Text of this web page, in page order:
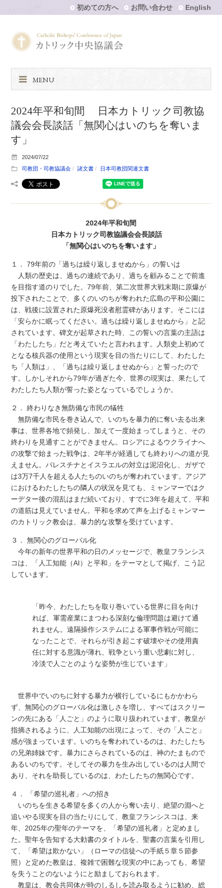
初めての方へ お問い合わせ English
MENU
2024年平和旬間 日本カトリック司教協
議会会長談話「無関心はいのちを奪いま
す」
2024/07/22
司教団・司教協議会
諸文書 日本司教団関連文書
2024年平和旬間
日本カトリック司教協議会会長談話
「無関心はいのちを奪います」
１． 79年前の「過ちは繰り返しませぬから」の誓いは
人類の歴史は、過ちの連続であり、過ちを顧みることで前進
を目指す道のりでした。79年前、第二次世界大戦末期に原爆が
投下されたことで、多くのいのちが奪われた広島の平和公園に
は、戦後に設置された原爆死没者慰霊碑があります。そこには
「安らかに眠ってください。過ちは繰り返しませぬから」と記
されています。碑文が起草された時、この誓いの言葉の主語は
「わたしたち」だと考えていたと言われます。人類史上初めて
となる核兵器の使用という現実を目の当たりにして、わたした
ち「人類は」、「過ちは繰り返しませぬから」と誓ったので
す。しかしそれから79年が過ぎた今、世界の現実は、果たして
わたしたち人類が誓った姿となっているでしょうか。
２． 終わりなき無防備な市民の犠牲
無防備な市民を巻き込んで、いのちを暴力的に奪い去る出来
事は、世界各地で頻発し、加えて一度始まってしまうと、その
終わりを見通すことができません。ロシアによるウクライナへ
の攻撃で始まった戦争は、2年半が経過しても終わりへの道が見
えません。パレスチナとイスラエルの対立は泥沼化し、ガザで
は3万7千人を超える人たちのいのちが奪われています。アジア
におけるわたしたちの隣人の状況を見ても、ミャンマーではク
ーデター後の混乱はまだ続いており、すでに3年を超えて、平和
の道筋は見えていません。平和を求めて声を上げるミャンマー
のカトリック教会は、暴力的な攻撃を受けています。
３． 無関心のグローバル化
今年の新年の世界平和の日のメッセージで、教皇フランシス
コは、「人工知能（AI）と平和」をテーマとして掲げ、こう記
しています。
「昨今、わたしたちを取り巻いている世界に目を向け
れば、軍需産業にまつわる深刻な倫理問題は避けて通
れません。遠隔操作システムによる軍事作戦が可能に
なったことで、それらが引き起こす破壊やその使用責
任に対する意識が薄れ、戦争という重い悲劇に対し、
冷淡で人ごとのような姿勢が生じています」
世界中でいのちに対する暴力が横行しているにもかかわら
ず、無関心のグローバル化は激しさを増し、すべてはスクリー
ンの先にある「人ごと」のように取り扱われています。教皇が
指摘されるように、人工知能の出現によって、その「人ごと」
感が強まっています。いのちを奪われているのは、わたしたち
の兄弟姉妹です。暴力にさらされているのは、神のたまもので
あるいのちです。そしてその暴力を生み出しているのは人間で
あり、それを助長しているのは、わたしたちの無関心です。
４． 「希望の巡礼者」への招き
いのちを生きる希望を多くの人から奪い去り、絶望の淵へと
追いやる現実を目の当たりにして、教皇フランシスコは、来
年、2025年の聖年のテーマを、「希望の巡礼者」と定めまし
た。聖年を告知する大勅書のタイトルを、聖書の言葉を引用し
て、「希望は欺かない」（ローマの信徒への手紙５章５節参
照）と定めた教皇は、複雑で困難な現実の中にあっても、希望
を失うことのないようにと励ましておられます。
教皇は、教会共同体が時のしるしを読み取るように勧め、総